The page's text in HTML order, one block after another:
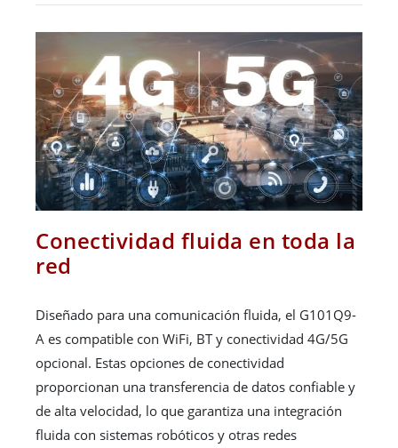
Conectividad fluida en toda la
red
Diseñado para una comunicación fluida, el G101Q9-
A es compatible con WiFi, BT y conectividad 4G/5G
opcional. Estas opciones de conectividad
proporcionan una transferencia de datos confiable y
de alta velocidad, lo que garantiza una integración
fluida con sistemas robóticos y otras redes